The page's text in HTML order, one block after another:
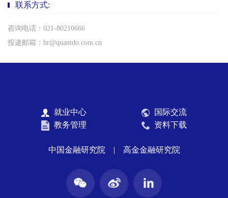
联系方式:
咨询电话：021-80210666
投递邮箱：hr@quantdo.com.cn
就业中心
国际交流
教务管理
资料下载
中国金融研究院 | 高金金融研究院